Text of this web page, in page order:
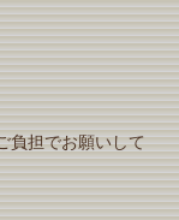
負担でお願いして